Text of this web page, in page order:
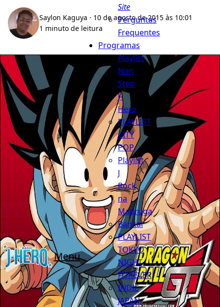
Menu
Site
Perguntas
Frequentes
Programas
Playlist
Non
Stop
J-
Hero
PLAYLIST
CITY
POP
Playlist
J
Rock
na
Madruga
Bankai
PLAYLIST
TOKYO
NIGHT
FOREVER
INDIE
JAPAN
Saylon Kaguya · 10 de agosto de 2015 às 10:01
1 minuto de leitura